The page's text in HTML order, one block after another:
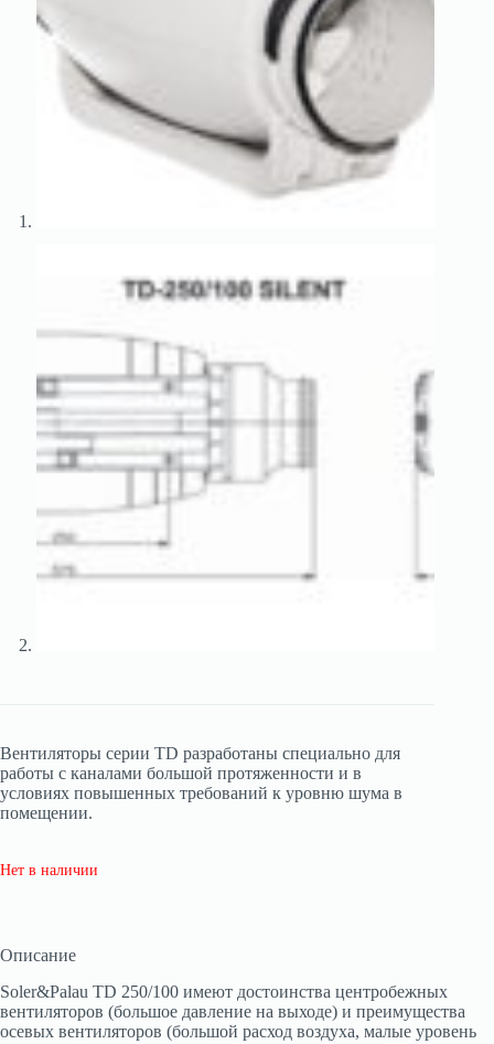
Вентиляторы серии TD разработаны специально для
работы с каналами большой протяженности и в
условиях повышенных требований к уровню шума в
помещении.
Нет в наличии
Описание
Soler&Palau TD 250/100 имеют достоинства центробежных
вентиляторов (большое давление на выходе) и преимущества
осевых вентиляторов (большой расход воздуха, малые уровень